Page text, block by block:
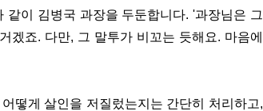
이 김병국 과장을 두둔합니다. '과장님은 그
겠죠. 다만, 그 말투가 비꼬는 듯해요. 마음에
떻게 살인을 저질렀는지는 간단히 처리하고,